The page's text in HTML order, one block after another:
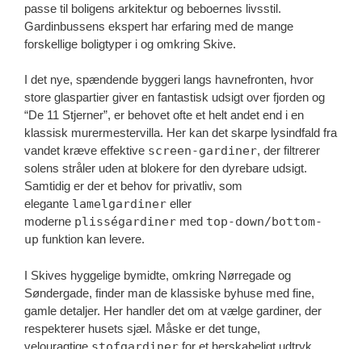
passe til boligens arkitektur og beboernes livsstil.
Gardinbussens ekspert har erfaring med de mange
forskellige boligtyper i og omkring Skive.
I det nye, spændende byggeri langs havnefronten, hvor
store glaspartier giver en fantastisk udsigt over fjorden og
“De 11 Stjerner”, er behovet ofte et helt andet end i en
klassisk murermestervilla. Her kan det skarpe lysindfald fra
vandet kræve effektive screen-gardiner, der filtrerer
solens stråler uden at blokere for den dyrebare udsigt.
Samtidig er der et behov for privatliv, som
elegante lamelgardiner eller
moderne plisségardiner med top-down/bottom-
up funktion kan levere.
I Skives hyggelige bymidte, omkring Nørregade og
Søndergade, finder man de klassiske byhuse med fine,
gamle detaljer. Her handler det om at vælge gardiner, der
respekterer husets sjæl. Måske er det tunge,
velouragtige
for et herskabeligt udtryk,